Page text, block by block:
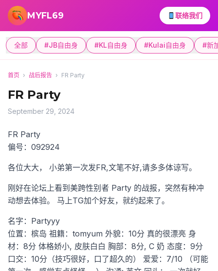
跳转到主要内容
MYFL69 联络我们
全部 #JB自由身 #KL自由身 #Kulai自由身 #新
首页 › 战后报告 › FR Party
FR Party
September 29, 2024
FR Party
偏号：092924
各位大大， 小弟第一次发FR,文笔不好,请多多体谅写。
刚好在论坛上看到美跨性别者 Party 的战报，突然有种冲
动想去体验。 马上TG加个好友，就约起来了。
名字：Partyyy
位置：槟岛 祖籍：tomyum 外貌：10分 真的很漂亮 身
材：8分 体格娇小, 皮肤白白 胸部：8分, C 奶 态度：9分
口交：10分（技巧很好，口了超久的）
爱爱：7/10 （可能